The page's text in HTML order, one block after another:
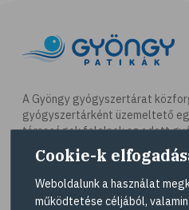
# célkitűzés
# étkezési napló
# hal
# egészséges
# omega-3
# A-vitamin
A Gyöngy gyógyszertárat
gyógyszertárként üzemeltető
társaságok felelnek az adott
működésért. A Gyöngy
elérhetőségeit a Gyógyszertár
tekintheti meg.
Cookie-k
Weboldalunk a használat
működtetése céljából,